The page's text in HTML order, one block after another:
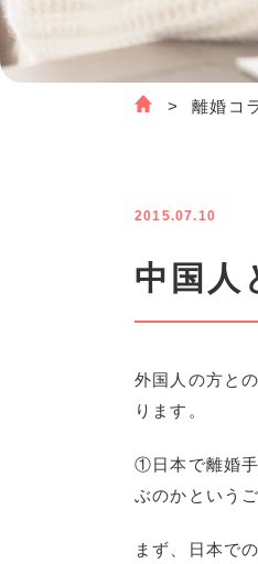
離婚コ
2015.07.10
中国人
外国人の方と
ります。
①日本で離婚
ぶのかという
まず、日本で